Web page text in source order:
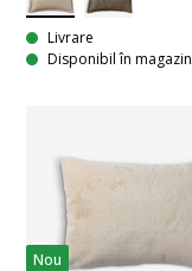
Livrare
Disponibil în magazin
Nou